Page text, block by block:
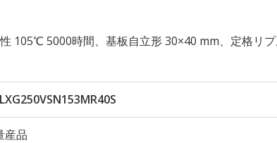
105℃ 5000時間、基板自立形 30×40 mm、定格リ
産品